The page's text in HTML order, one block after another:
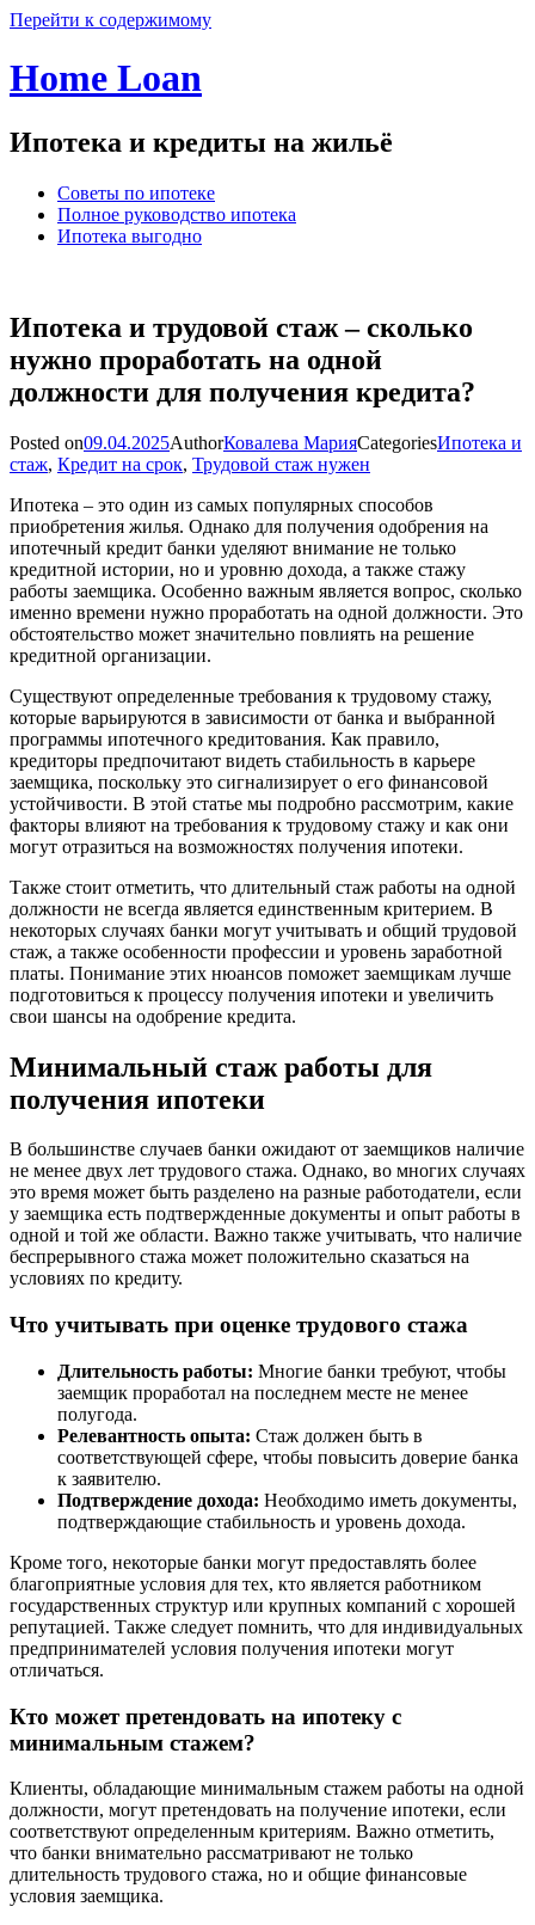
Перейти к содержимому
Home Loan
Ипотека и кредиты на жильё
Советы по ипотеке
Полное руководство ипотека
Ипотека выгодно
Ипотека и трудовой стаж – сколько
нужно проработать на одной
должности для получения кредита?
Posted on09.04.2025AuthorКовалева МарияCategoriesИпотека и
стаж, Кредит на срок, Трудовой стаж нужен
Ипотека – это один из самых популярных способов
приобретения жилья. Однако для получения одобрения на
ипотечный кредит банки уделяют внимание не только
кредитной истории, но и уровню дохода, а также стажу
работы заемщика. Особенно важным является вопрос, сколько
именно времени нужно проработать на одной должности. Это
обстоятельство может значительно повлиять на решение
кредитной организации.
Существуют определенные требования к трудовому стажу,
которые варьируются в зависимости от банка и выбранной
программы ипотечного кредитования. Как правило,
кредиторы предпочитают видеть стабильность в карьере
заемщика, поскольку это сигнализирует о его финансовой
устойчивости. В этой статье мы подробно рассмотрим, какие
факторы влияют на требования к трудовому стажу и как они
могут отразиться на возможностях получения ипотеки.
Также стоит отметить, что длительный стаж работы на одной
должности не всегда является единственным критерием. В
некоторых случаях банки могут учитывать и общий трудовой
стаж, а также особенности профессии и уровень заработной
платы. Понимание этих нюансов поможет заемщикам лучше
подготовиться к процессу получения ипотеки и увеличить
свои шансы на одобрение кредита.
Минимальный стаж работы для
получения ипотеки
В большинстве случаев банки ожидают от заемщиков наличие
не менее двух лет трудового стажа. Однако, во многих случаях
это время может быть разделено на разные работодатели, если
у заемщика есть подтвержденные документы и опыт работы в
одной и той же области. Важно также учитывать, что наличие
беспрерывного стажа может положительно сказаться на
условиях по кредиту.
Что учитывать при оценке трудового стажа
Длительность работы: Многие банки требуют, чтобы
заемщик проработал на последнем месте не менее
полугода.
Релевантность опыта: Стаж должен быть в
соответствующей сфере, чтобы повысить доверие банка
к заявителю.
Подтверждение дохода: Необходимо иметь документы,
подтверждающие стабильность и уровень дохода.
Кроме того, некоторые банки могут предоставлять более
благоприятные условия для тех, кто является работником
государственных структур или крупных компаний с хорошей
репутацией. Также следует помнить, что для индивидуальных
предпринимателей условия получения ипотеки могут
отличаться.
Кто может претендовать на ипотеку с
минимальным стажем?
Клиенты, обладающие минимальным стажем работы на одной
должности, могут претендовать на получение ипотеки, если
соответствуют определенным критериям. Важно отметить,
что банки внимательно рассматривают не только
длительность трудового стажа, но и общие финансовые
условия заемщика.